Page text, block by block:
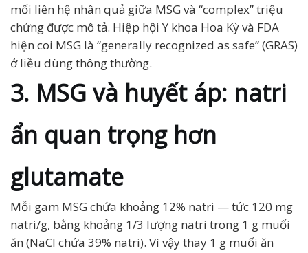
mối liên hệ nhân quả giữa MSG và “complex” triệu
chứng được mô tả. Hiệp hội Y khoa Hoa Kỳ và FDA
hiện coi MSG là “generally recognized as safe” (GRAS)
ở liều dùng thông thường.
3. MSG và huyết áp: natri
ẩn quan trọng hơn
glutamate
Mỗi gam MSG chứa khoảng 12% natri — tức 120 mg
natri/g, bằng khoảng 1/3 lượng natri trong 1 g muối
ăn (NaCl chứa 39% natri). Vì vậy thay 1 g muối ăn